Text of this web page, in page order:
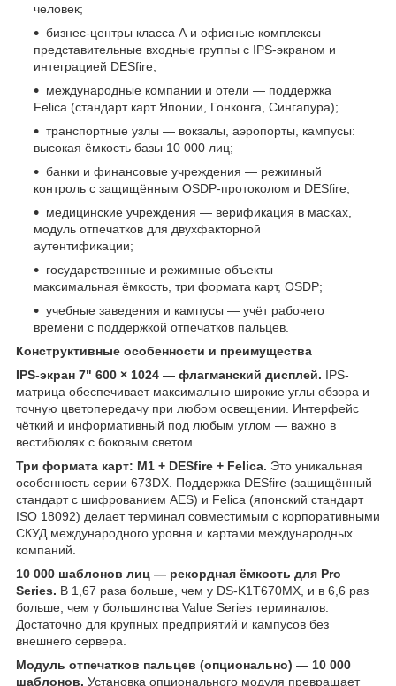
человек;
бизнес-центры класса А и офисные комплексы —
представительные входные группы с IPS-экраном и
интеграцией DESfire;
международные компании и отели — поддержка
Felica (стандарт карт Японии, Гонконга, Сингапура);
транспортные узлы — вокзалы, аэропорты, кампусы:
высокая ёмкость базы 10 000 лиц;
банки и финансовые учреждения — режимный
контроль с защищённым OSDP-протоколом и DESfire;
медицинские учреждения — верификация в масках,
модуль отпечатков для двухфакторной
аутентификации;
государственные и режимные объекты —
максимальная ёмкость, три формата карт, OSDP;
учебные заведения и кампусы — учёт рабочего
времени с поддержкой отпечатков пальцев.
Конструктивные особенности и преимущества
IPS-экран 7" 600 × 1024 — флагманский дисплей. IPS-
матрица обеспечивает максимально широкие углы обзора и
точную цветопередачу при любом освещении. Интерфейс
чёткий и информативный под любым углом — важно в
вестибюлях с боковым светом.
Три формата карт: M1 + DESfire + Felica. Это уникальная
особенность серии 673DX. Поддержка DESfire (защищённый
стандарт с шифрованием AES) и Felica (японский стандарт
ISO 18092) делает терминал совместимым с корпоративными
СКУД международного уровня и картами международных
компаний.
10 000 шаблонов лиц — рекордная ёмкость для Pro
Series. В 1,67 раза больше, чем у DS-K1T670MX, и в 6,6 раз
больше, чем у большинства Value Series терминалов.
Достаточно для крупных предприятий и кампусов без
внешнего сервера.
Модуль отпечатков пальцев (опционально) — 10 000
шаблонов. Установка опционального модуля превращает